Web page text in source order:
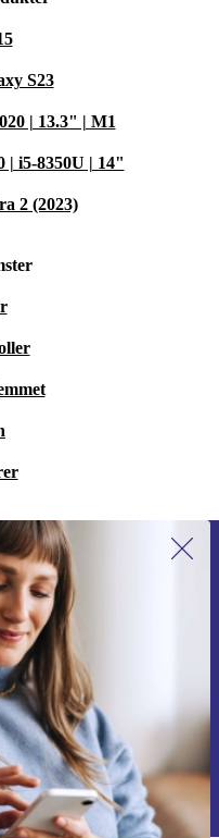
S23
| 13.3" | M1
| i5-8350U | 14"
2 (2023)
for
115 kr!
igen.
af personlig data i vores